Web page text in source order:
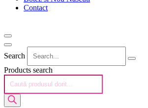
Contact
Search
Products search